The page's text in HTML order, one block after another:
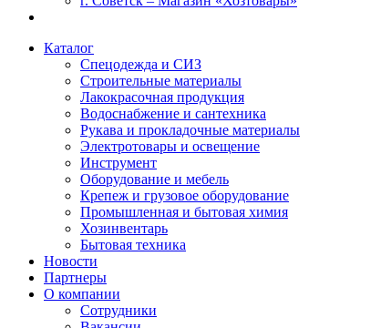
Каталог
Спецодежда и СИЗ
Строительные материалы
Лакокрасочная продукция
Водоснабжение и сантехника
Рукава и прокладочные материалы
Электротовары и освещение
Инструмент
Оборудование и мебель
Крепеж и грузовое оборудование
Промышленная и бытовая химия
Хозинвентарь
Бытовая техника
Новости
Партнеры
О компании
Сотрудники